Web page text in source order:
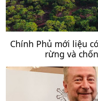
Chính Phủ mới liệu
rừng và